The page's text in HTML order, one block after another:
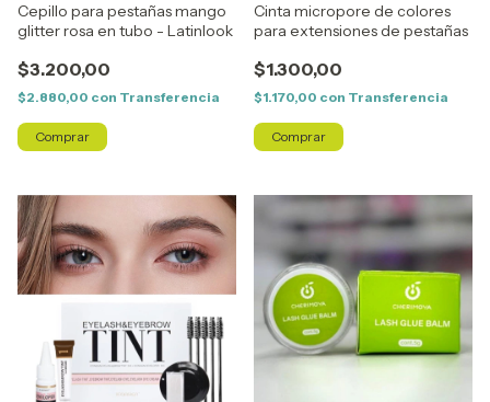
Cepillo para pestañas mango
glitter rosa en tubo - Latinlook
$3.200,00
$2.880,00 con Transferencia
Cinta micropore de colores
para extensiones de pestañas
$1.300,00
$1.170,00 con Transferencia